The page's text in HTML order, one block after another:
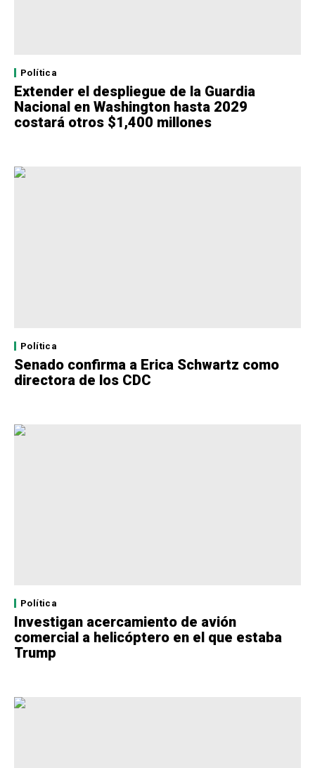
Política
Extender el despliegue de la Guardia
Nacional en Washington hasta 2029
costará otros $1,400 millones
Política
Senado confirma a Erica Schwartz como
directora de los CDC
Política
Investigan acercamiento de avión
comercial a helicóptero en el que estaba
Trump